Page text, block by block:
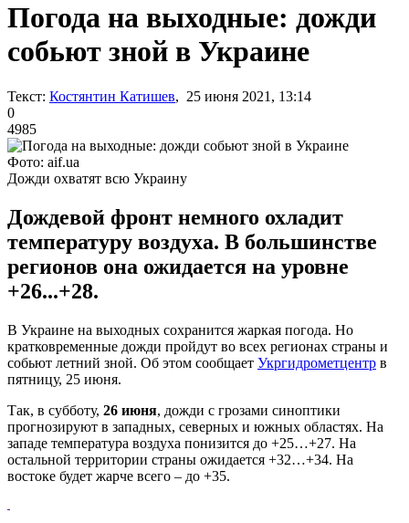
Погода на выходные: дожди
собьют зной в Украине
Текст: Костянтин Катишев, 25 июня 2021, 13:14
0
4985
Фото: aif.ua
Дожди охватят всю Украину
Дождевой фронт немного охладит
температуру воздуха. В большинстве
регионов она ожидается на уровне
+26...+28.
В Украине на выходных сохранится жаркая погода. Но
кратковременные дожди пройдут во всех регионах страны и
собьют летний зной. Об этом сообщает Укргидрометцентр в
пятницу, 25 июня.
Так, в субботу, 26 июня, дожди с грозами синоптики
прогнозируют в западных, северных и южных областях. На
западе температура воздуха понизится до +25…+27. На
остальной территории страны ожидается +32…+34. На
востоке будет жарче всего – до +35.